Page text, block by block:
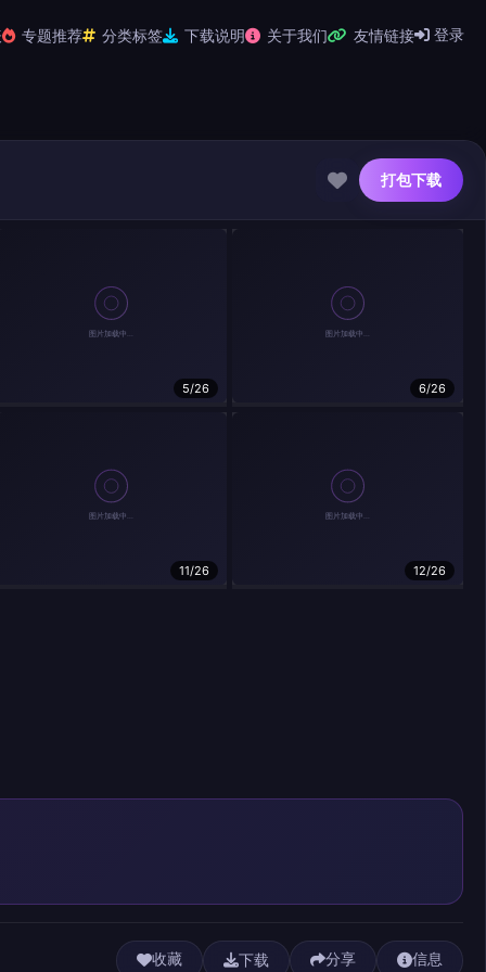
登录
专题推荐 分类标签 下载说明 关于我们 友情链接
打包下载
5/26 6/26
11/26 12/26
收藏 下载 分享 信息